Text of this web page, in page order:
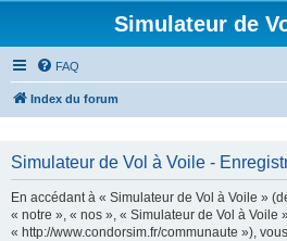
Simulateur de
FAQ
Index du forum
Simulateur de Vol à Voile -
En accédant à « Simulateur de Vol à Voile »
« notre », « nos », « Simulateur de Vol à Voile
« http://www.condorsim.fr/communaute »),